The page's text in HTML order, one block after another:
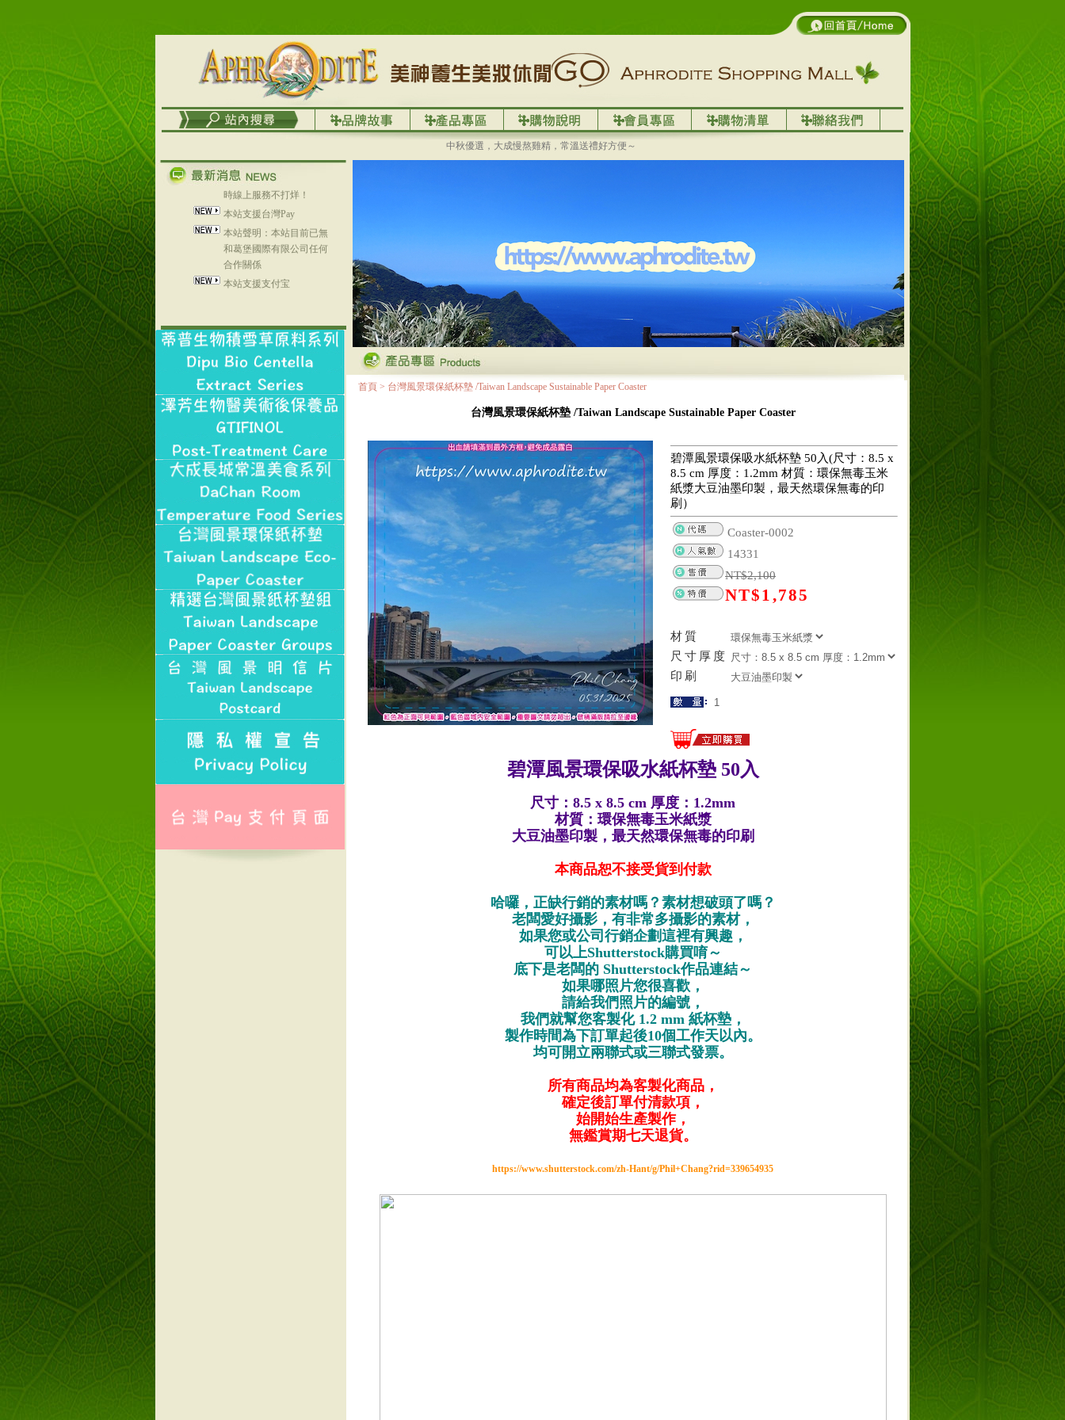
中秋優選，大成慢熬雞精，常溫送禮好方便～
在外租屋者、居住處無管
理員、不方便在工作地點
取件者，歡迎多多使用
【郵局i郵箱】的服務喔～
【i郵箱】設立的地點，請
進入內頁連結～
Line@aphrodite2020 24小
時線上服務不打烊！
本站支援台灣Pay
本站聲明：本站目前已無
和葛堡國際有限公司任何
合作關係
本站支援支付宝
2017年1月1日起，中国大
首頁 > 台灣風景環保紙杯墊 /Taiwan Landscape Sustainable Paper Coaster
台灣風景環保紙杯墊 /Taiwan Landscape Sustainable Paper Coaster
碧潭風景環保吸水紙杯墊 50入(尺寸：8.5 x
8.5 cm 厚度：1.2mm 材質：環保無毒玉米
紙漿大豆油墨印製，最天然環保無毒的印
刷）
Coaster-0002
14331
NT$2,100
NT$1,785
材質
尺寸厚度
印刷
碧潭風景環保吸水紙杯墊 50入
尺寸：8.5 x 8.5 cm 厚度：1.2mm
材質：環保無毒玉米紙漿
大豆油墨印製，最天然環保無毒的印刷
本商品恕不接受貨到付款
哈囉，正缺行銷的素材嗎？素材想破頭了嗎？
老闆愛好攝影，有非常多攝影的素材，
如果您或公司行銷企劃這裡有興趣，
可以上Shutterstock購買唷～
底下是老闆的 Shutterstock作品連結～
如果哪照片您很喜歡，
請給我們照片的編號，
我們就幫您客製化 1.2 mm 紙杯墊，
製作時間為下訂單起後10個工作天以內。
均可開立兩聯式或三聯式發票。
所有商品均為客製化商品，
確定後訂單付清款項，
始開始生產製作，
無鑑賞期七天退貨。
https://www.shutterstock.com/zh-Hant/g/Phil+Chang?rid=339654935